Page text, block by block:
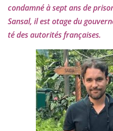
condam­né à sept ans de
Sansal, il est otage du
té des auto­ri­tés françaises.